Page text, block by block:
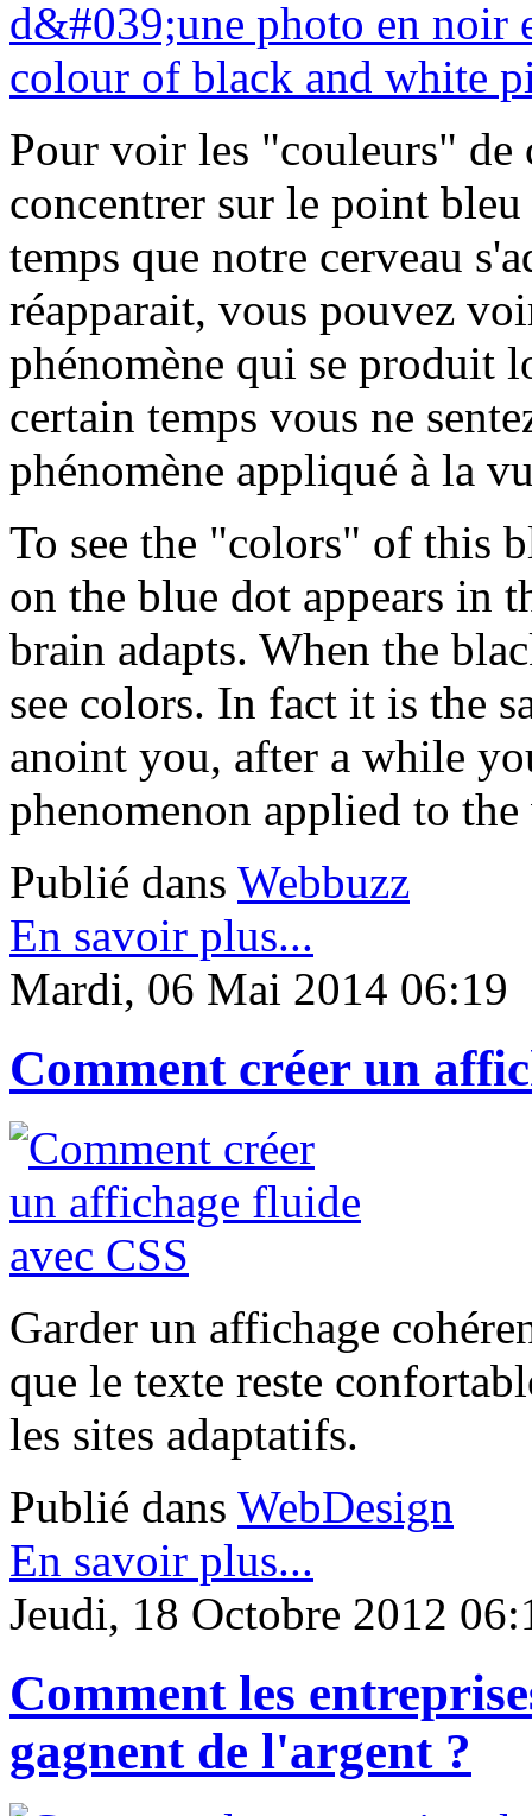
Pour voir les "couleurs"
concentrer sur le point
temps que notre cerveau
réapparait, vous pouvez
phénomène qui se produit
certain temps vous ne
phénomène appliqué à la
To see the "colors" of this
on the blue dot appears in
brain adapts. When the
see colors. In fact it is the
anoint you, after a while
phenomenon applied to
Publié dans Webbuzz
En savoir plus...
Mardi, 06 Mai 2014 06:19
Comment créer un
Garder un affichage
que le texte reste
les sites adaptatifs.
Publié dans WebDesign
En savoir plus...
Jeudi, 18 Octobre 2012
Comment les
gagnent de l'argent ?